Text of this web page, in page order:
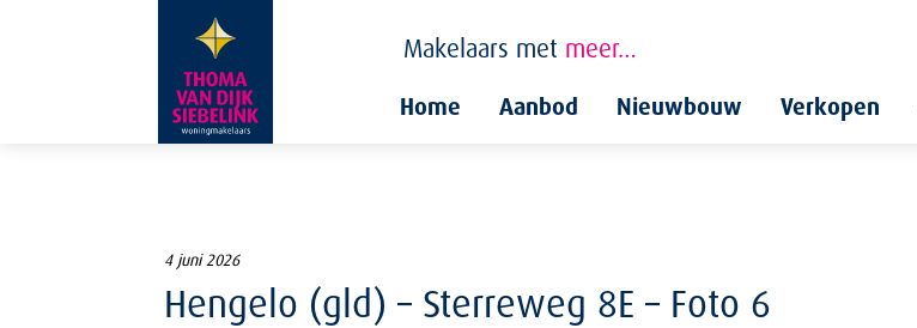
Makelaars met meer…
Home Aanbod Nieuwbouw Verkopen
4 juni 2026
Hengelo (gld) – Sterreweg 8E – Foto 6